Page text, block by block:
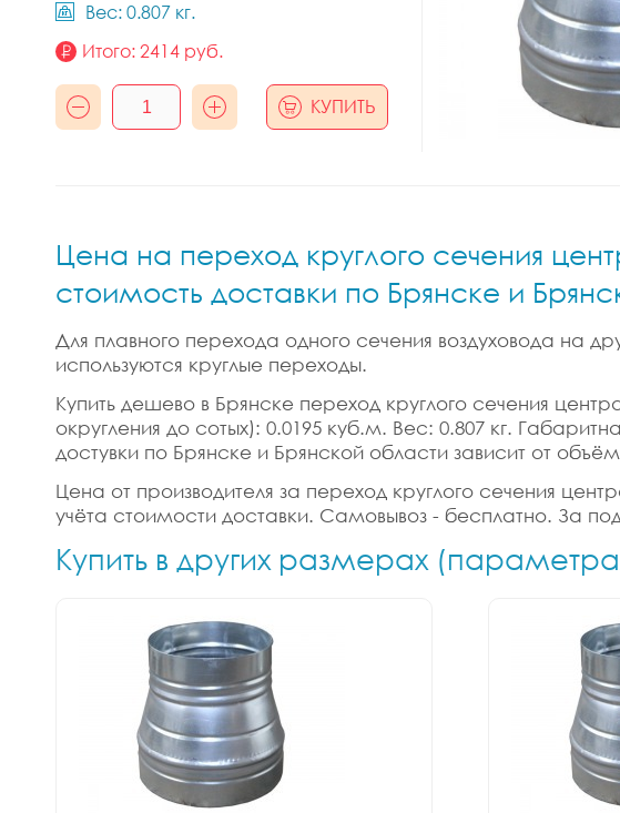
Вес: 0.807 кг.
Итого: 2414 руб.
КУПИТЬ
Цена на переход круглого сечения
стоимость доставки по Брянске и
Для плавного перехода одного сечения воздуховода на
используются круглые переходы.
Купить дешево в Брянске переход круглого сечения
округления до сотых): 0.0195 куб.м. Вес: 0.807 кг.
достувки по Брянске и Брянской области зависит от
Цена от производителя за переход круглого сечения
учёта стоимости доставки. Самовывоз - бесплатно. За
Купить в других размерах